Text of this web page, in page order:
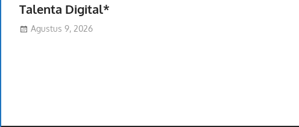
Talenta Digital*
Agustus 9, 2026